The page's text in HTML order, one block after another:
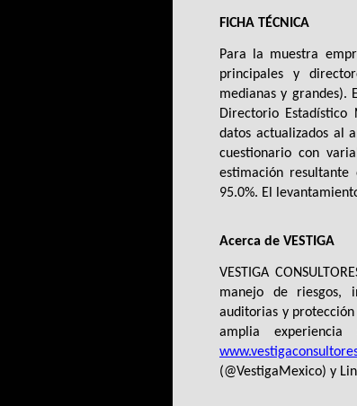
FICHA TÉCNICA
Para la muestra
principales y
medianas y grandes).
Directorio Estadístico
datos actualizados al
cuestionario con
estimación
95.0%. El
Acerca de VESTIGA
VESTIGA
manejo de riesgos,
auditorias y
(@VestigaMexico) y